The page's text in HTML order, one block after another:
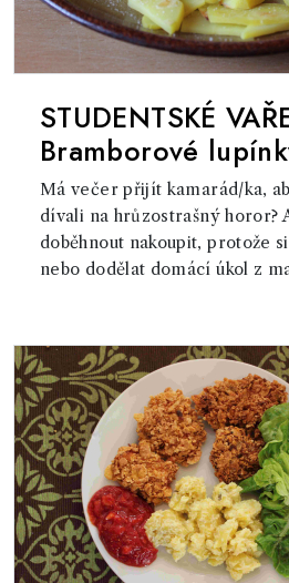
STUDENTSKÉ
Bramborové
Má večer přijít kamarád/ka,
dívali na hrůzostrašný horor?
doběhnout nakoupit, protože
nebo dodělat domácí úkol z